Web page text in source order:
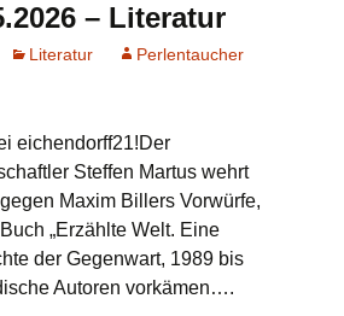
– Literatur
Literatur
Perlentaucher
eichendorff21!Der
Steffen Martus wehrt
Maxim Billers Vorwürfe,
„Erzählte Welt. Eine
der Gegenwart, 1989 bis
Autoren vorkämen….